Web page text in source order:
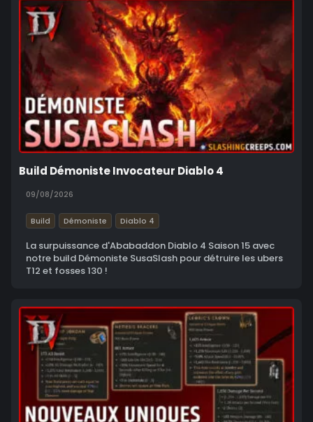
Build Démoniste Invocateur Diablo 4
09/08/2026
Build Démoniste Diablo 4
La surpuissance d'Ababaddon Diablo 4 Saison 15 avec
notre build Démoniste SusaSlash pour détruire les ubers
T12 et fosses 130 !